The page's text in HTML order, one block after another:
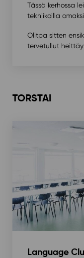
Tässä kerhossa
tekniikoilla omaksi
Olitpa sitten
tervetullut
TORSTAI
Language